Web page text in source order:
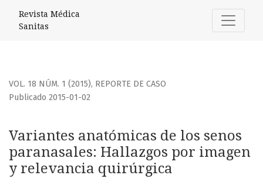
Revista Médica
Sanitas
VOL. 18 NÚM. 1 (2015), REPORTE DE CASO
Variantes anatómicas de los senos
paranasales: Hallazgos por imagen
y relevancia quirúrgica
Publicado 2015-01-02